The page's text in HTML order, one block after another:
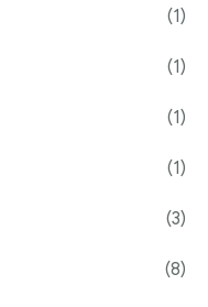
(1)
(1)
(1)
(1)
(3)
(8)